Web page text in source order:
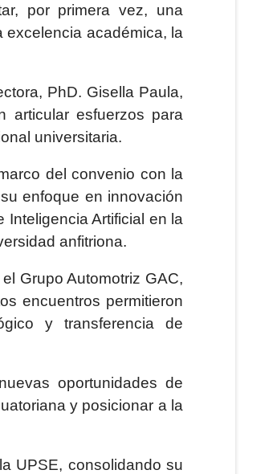
por primera vez, una
excelencia académica, la
PhD. Gisella Paula,
articular esfuerzos para
universitaria.
del convenio con la
enfoque en innovación
Artificial en la
anfitriona.
Grupo Automotriz GAC,
encuentros permitieron
y transferencia de
oportunidades de
y posicionar a la
UPSE, consolidando su